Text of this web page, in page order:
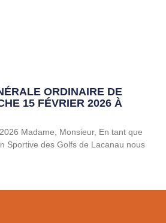
ORDINAIRE DE
15 FÉVRIER 2026 À
Madame, Monsieur, En tant que
Sportive des Golfs de Lacanau nous